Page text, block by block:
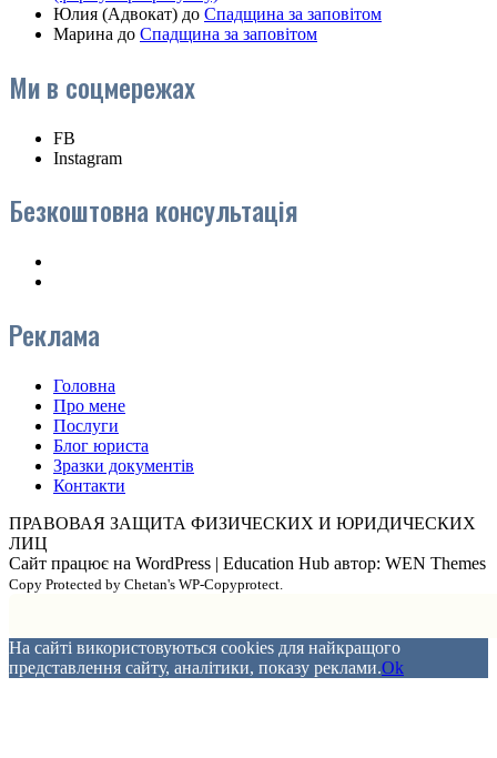
Юлия (Адвокат) до Спадщина за заповітом
Марина до Спадщина за заповітом
Ми в соцмережах
FB
Instagram
Безкоштовна консультація
Реклама
Головна
Про мене
Послуги
Блог юриста
Зразки документів
Контакти
ПРАВОВАЯ ЗАЩИТА ФИЗИЧЕСКИХ И ЮРИДИЧЕСКИХ
ЛИЦ
Сайт працює на WordPress | Education Hub автор: WEN Themes
Copy Protected by Chetan's WP-Copyprotect.
На сайті використовуються cookies для найкращого
представлення сайту, аналітики, показу реклами.Ok